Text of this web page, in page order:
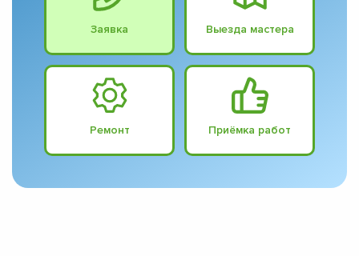
Заявка Выезда мастера
Ремонт Приёмка работ